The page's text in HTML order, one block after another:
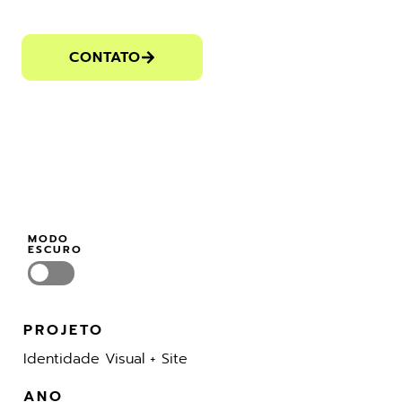
CONTATO
MODO
ESCURO
PROJETO
Identidade Visual + Site
ANO